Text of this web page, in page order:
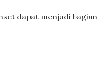
dapat menjadi bagian